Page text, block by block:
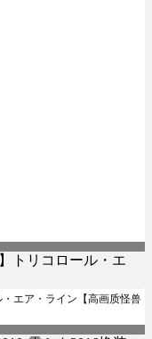
・エア・ライン【高画质怪兽